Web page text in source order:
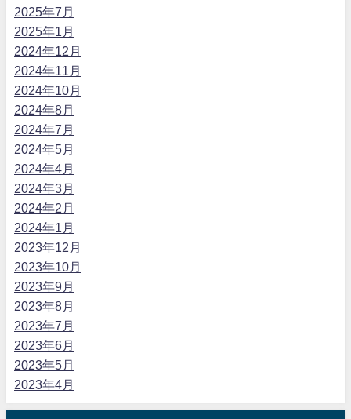
2025年7月
2025年1月
2024年12月
2024年11月
2024年10月
2024年8月
2024年7月
2024年5月
2024年4月
2024年3月
2024年2月
2024年1月
2023年12月
2023年10月
2023年9月
2023年8月
2023年7月
2023年6月
2023年5月
2023年4月